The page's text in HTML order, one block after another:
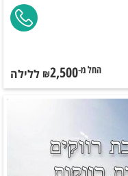
החל מ-₪2,500 ללילה